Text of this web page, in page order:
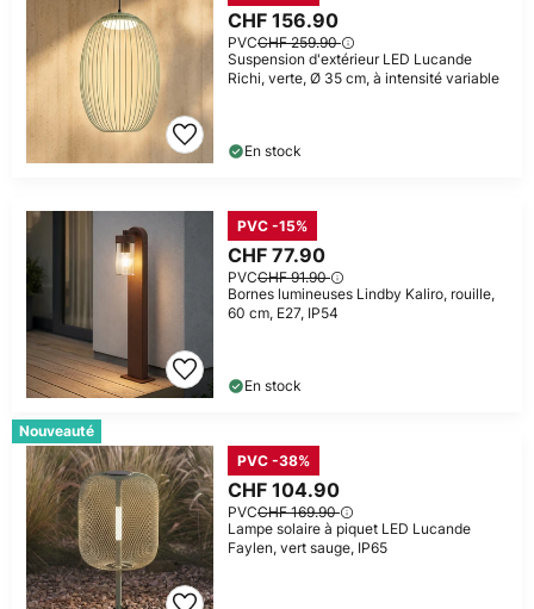
CHF 156.90
PVCCHF 259.90
Suspension d'extérieur LED Lucande
Richi, verte, Ø 35 cm, à intensité variable
En stock
CHF 77.90
PVCCHF 91.90
PVC -15%
Bornes lumineuses Lindby Kaliro, rouille,
60 cm, E27, IP54
En stock
Nouveauté
CHF 104.90
PVCCHF 169.90
PVC -38%
Lampe solaire à piquet LED Lucande
Faylen, vert sauge, IP65